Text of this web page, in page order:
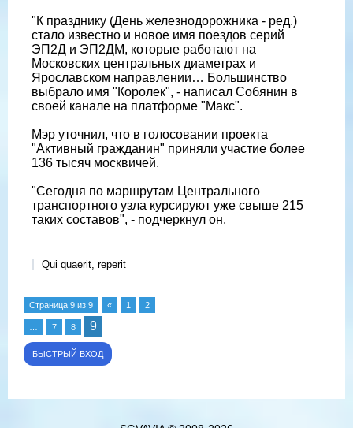
"К празднику (День железнодорожника - ред.)
стало известно и новое имя поездов серий
ЭП2Д и ЭП2ДМ, которые работают на
Московских центральных диаметрах и
Ярославском направлении… Большинство
выбрало имя "Королек", - написал Собянин в
своей канале на платформе "Макс".
Мэр уточнил, что в голосовании проекта
"Активный гражданин" приняли участие более
136 тысяч москвичей.
"Сегодня по маршрутам Центрального
транспортного узла курсируют уже свыше 215
таких составов", - подчеркнул он.
Qui quaerit, reperit
Страница 9 из 9 « 1 2
7 8 9